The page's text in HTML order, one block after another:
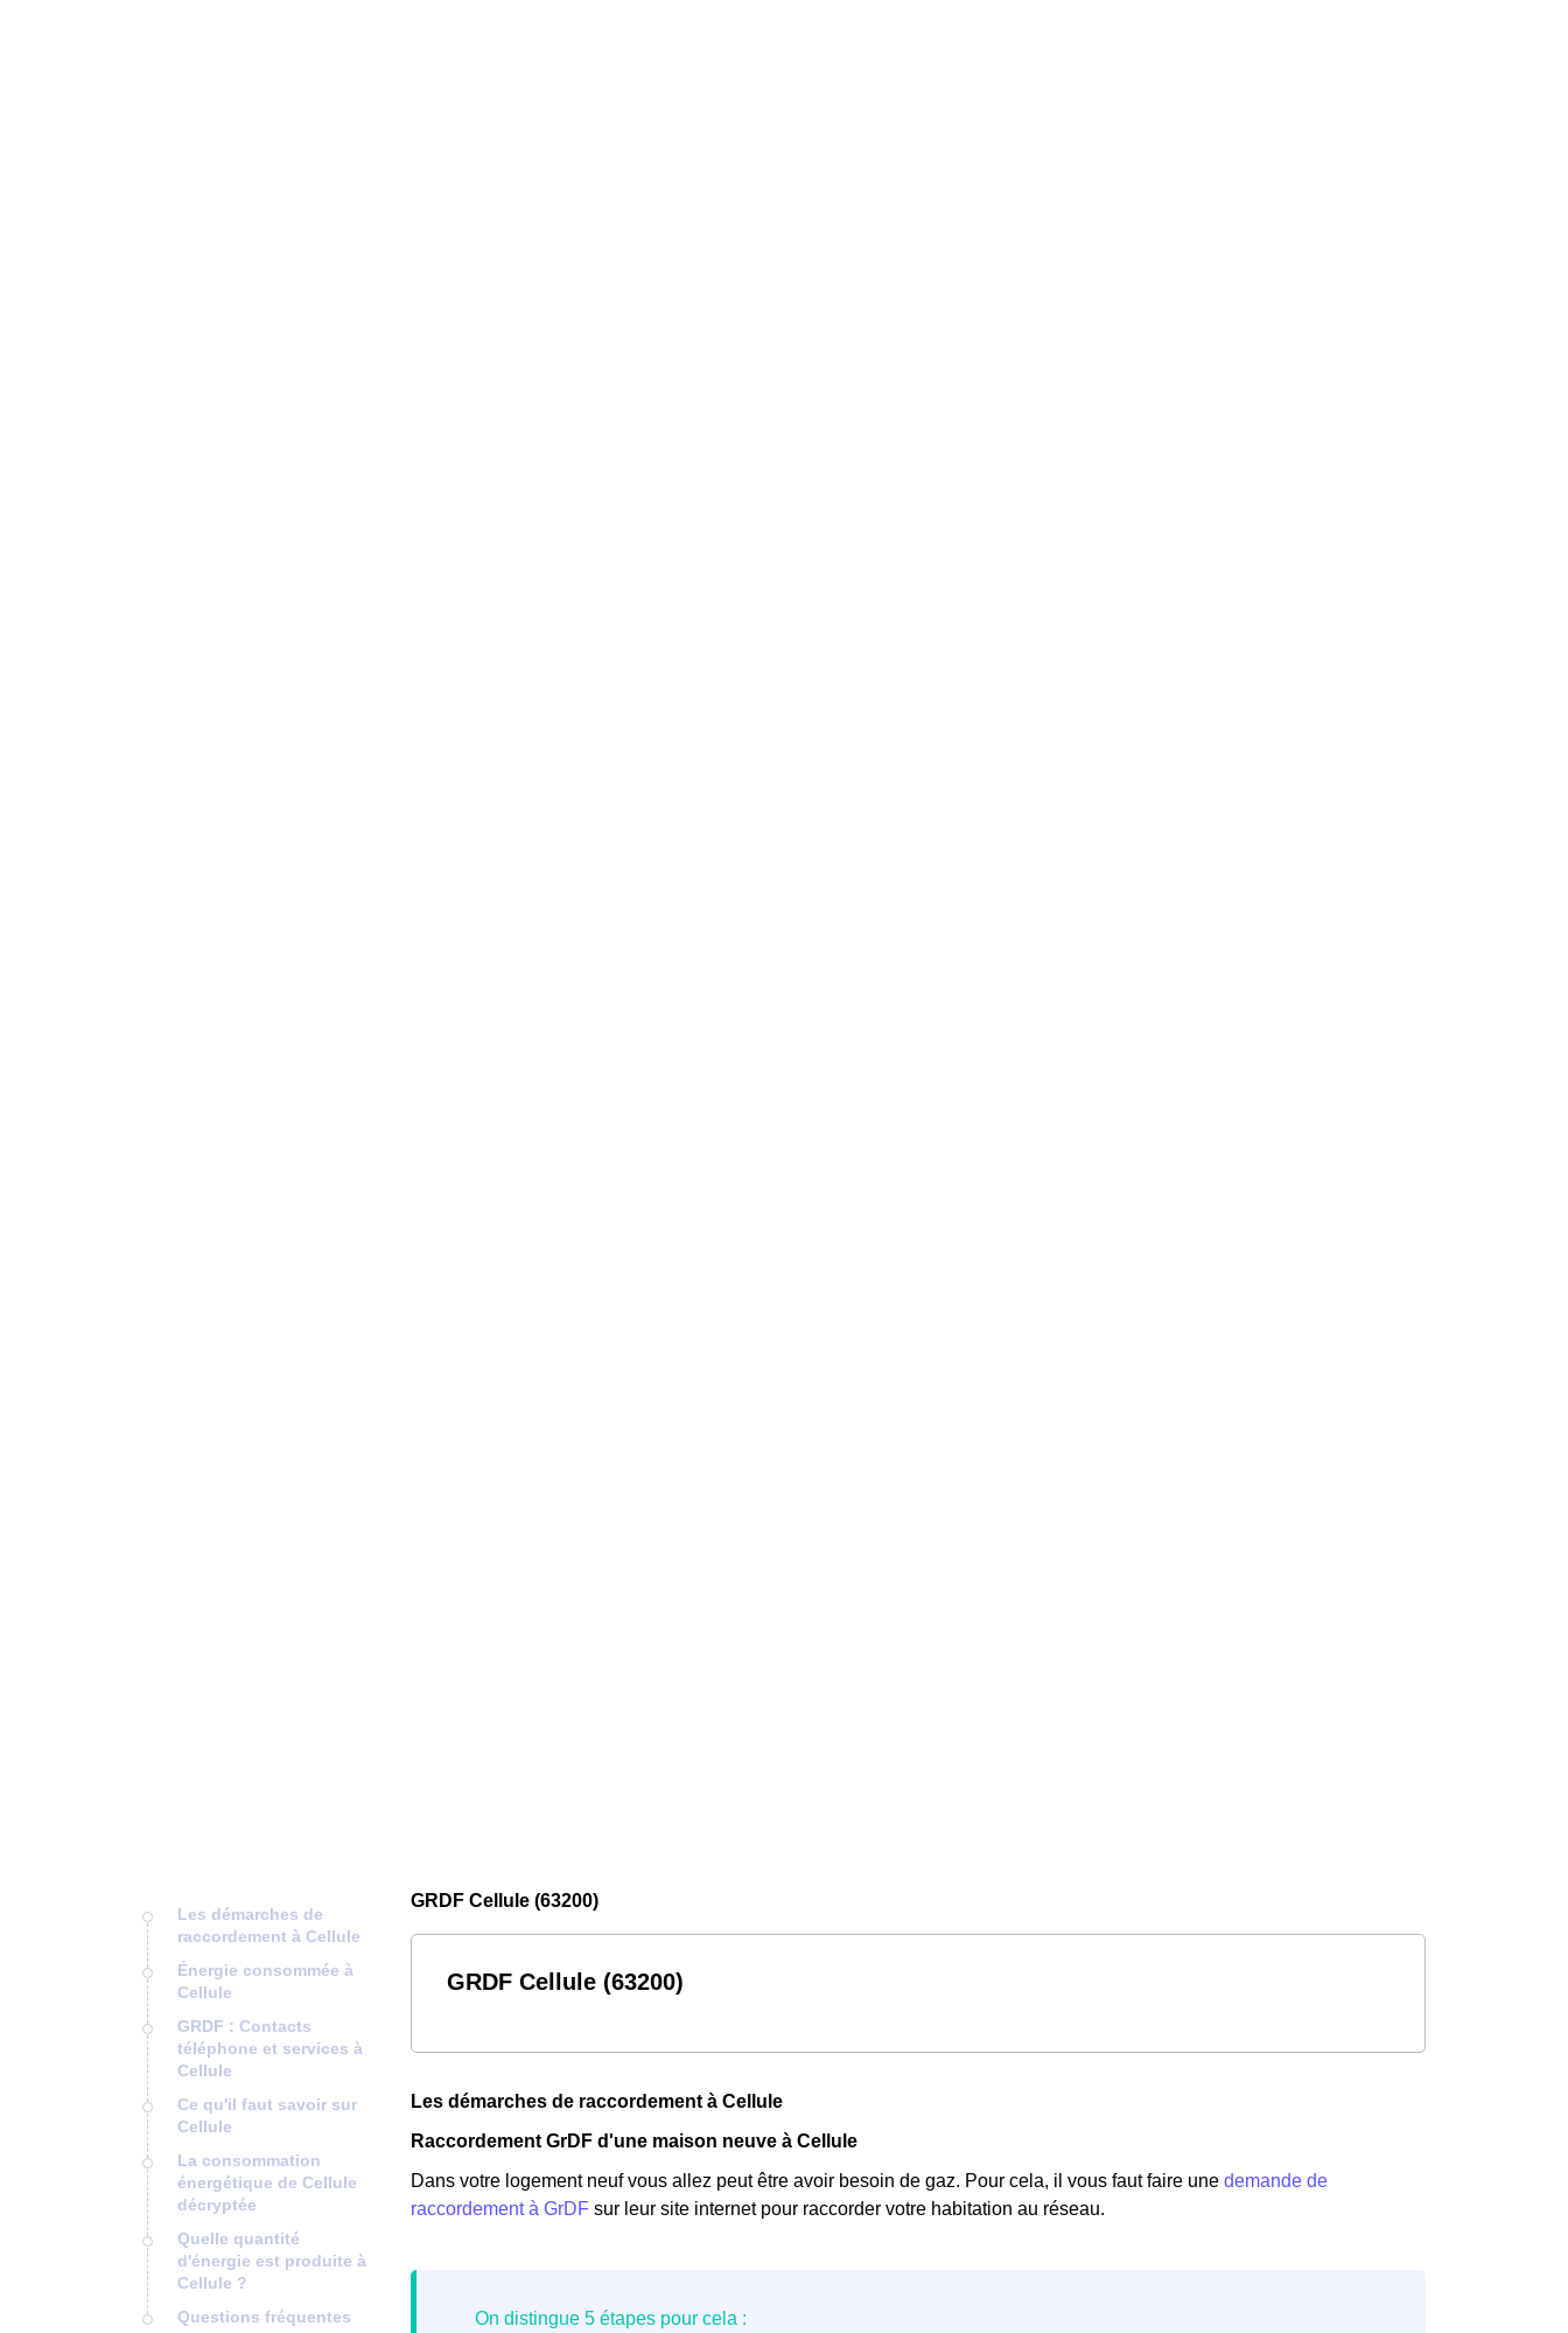
Les démarches de
raccordement à Cellule
Énergie consommée à
Cellule
GRDF : Contacts
téléphone et services à
Cellule
Ce qu'il faut savoir sur
Cellule
La consommation
énergétique de Cellule
décryptée
Quelle quantité
d'énergie est produite à
Cellule ?
Questions fréquentes
GRDF Cellule (63200)
GRDF Cellule (63200)
Les démarches de raccordement à Cellule
Raccordement GrDF d'une maison neuve à Cellule
Dans votre logement neuf vous allez peut être avoir besoin de gaz. Pour cela, il vous faut faire une demande de
raccordement à GrDF sur leur site internet pour raccorder votre habitation au réseau.